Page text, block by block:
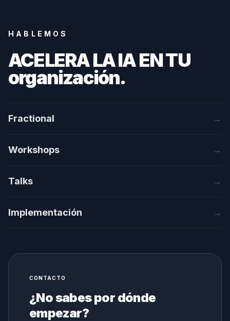
HABLEMOS
ACELERA LA IA EN TU
organización.
Fractional →
Workshops →
Talks →
Implementación →
CONTACTO
¿No sabes por dónde
empezar?